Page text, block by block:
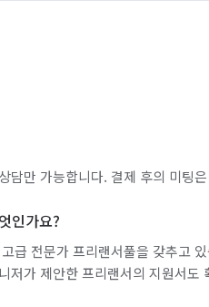
담만 가능합니다. 결제 후의 미팅
인가요?
급 전문가 프리랜서풀을 갖추고
저가 제안한 프리랜서의 지원서도